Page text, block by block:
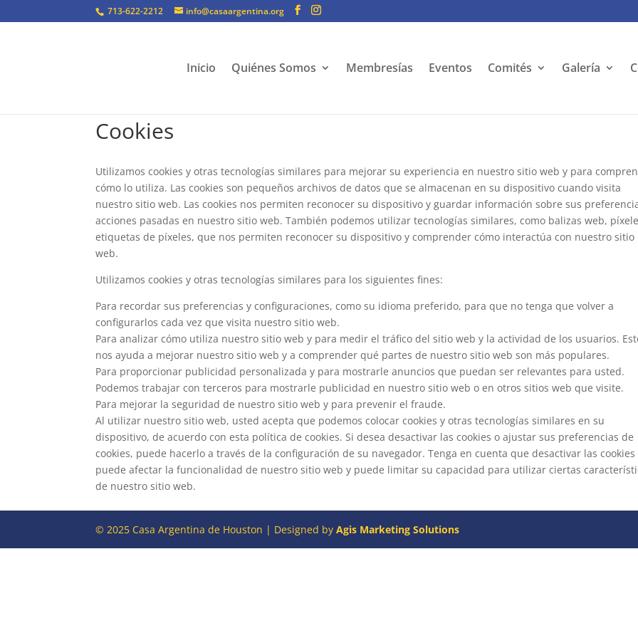
713-622-2212 info@casaargentina.org
Inicio Quiénes Somos Membresías Eventos Comités Galería
Cookies
Utilizamos cookies y otras tecnologías similares para mejorar su experiencia en nuestro sitio web y para
cómo lo utiliza. Las cookies son pequeños archivos de datos que se almacenan en su dispositivo cuando visita
nuestro sitio web. Las cookies nos permiten reconocer su dispositivo y guardar información sobre sus
acciones pasadas en nuestro sitio web. También podemos utilizar tecnologías similares, como balizas web,
etiquetas de píxeles, que nos permiten reconocer su dispositivo y comprender cómo interactúa con nuestro sitio
web.
Utilizamos cookies y otras tecnologías similares para los siguientes fines:
Para recordar sus preferencias y configuraciones, como su idioma preferido, para que no tenga que volver a
configurarlos cada vez que visita nuestro sitio web.
Para analizar cómo utiliza nuestro sitio web y para medir el tráfico del sitio web y la actividad de los usuarios.
nos ayuda a mejorar nuestro sitio web y a comprender qué partes de nuestro sitio web son más populares.
Para proporcionar publicidad personalizada y para mostrarle anuncios que puedan ser relevantes para usted.
Podemos trabajar con terceros para mostrarle publicidad en nuestro sitio web o en otros sitios web que visite.
Para mejorar la seguridad de nuestro sitio web y para prevenir el fraude.
Al utilizar nuestro sitio web, usted acepta que podemos colocar cookies y otras tecnologías similares en su
dispositivo, de acuerdo con esta política de cookies. Si desea desactivar las cookies o ajustar sus preferencias de
cookies, puede hacerlo a través de la configuración de su navegador. Tenga en cuenta que desactivar las cookies
puede afectar la funcionalidad de nuestro sitio web y puede limitar su capacidad para utilizar ciertas
de nuestro sitio web.
© 2025 Casa Argentina de Houston | Designed byAgis Marketing Solutions